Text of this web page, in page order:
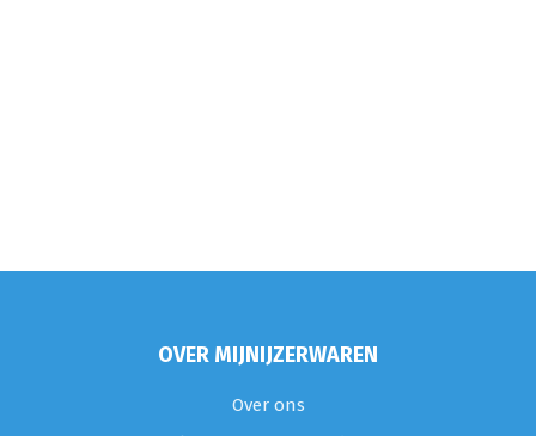
OVER MIJNIJZERWAREN
Over ons